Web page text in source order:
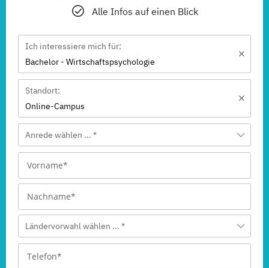
Alle Infos auf einen Blick
Ich interessiere mich für:
Bachelor - Wirtschaftspsychologie
Standort:
Online-Campus
Anrede wählen ... *
Ländervorwahl wählen ... *